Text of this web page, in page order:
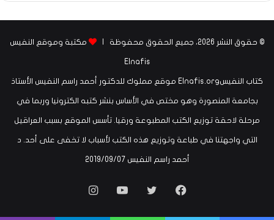
© حقوق النشر 2026، جميع الحقوق محفوظة | مكتبة وموقع النفيس
Elnafis
كتاب النفيسElnafis.org موقع مملوك للدكتور أحمد راسم النفيس الأستاذ
بجامعة المنصورة وهو مختص في الأساس بنشر كتبه الكترونيا وربما في
مرحلة لاحقة توزيع الكتب المطبوعة ورقيا. تأسس الموقع بسبب العراقيل
التي واجهتنا في طباعة وتوزيع هذه الكتب لأسباب لا تخفى على أحد. د
أحمد راسم النفيس ‏07‏/09‏/2019
فيسبوكتويتر يوتيوبانستقرام